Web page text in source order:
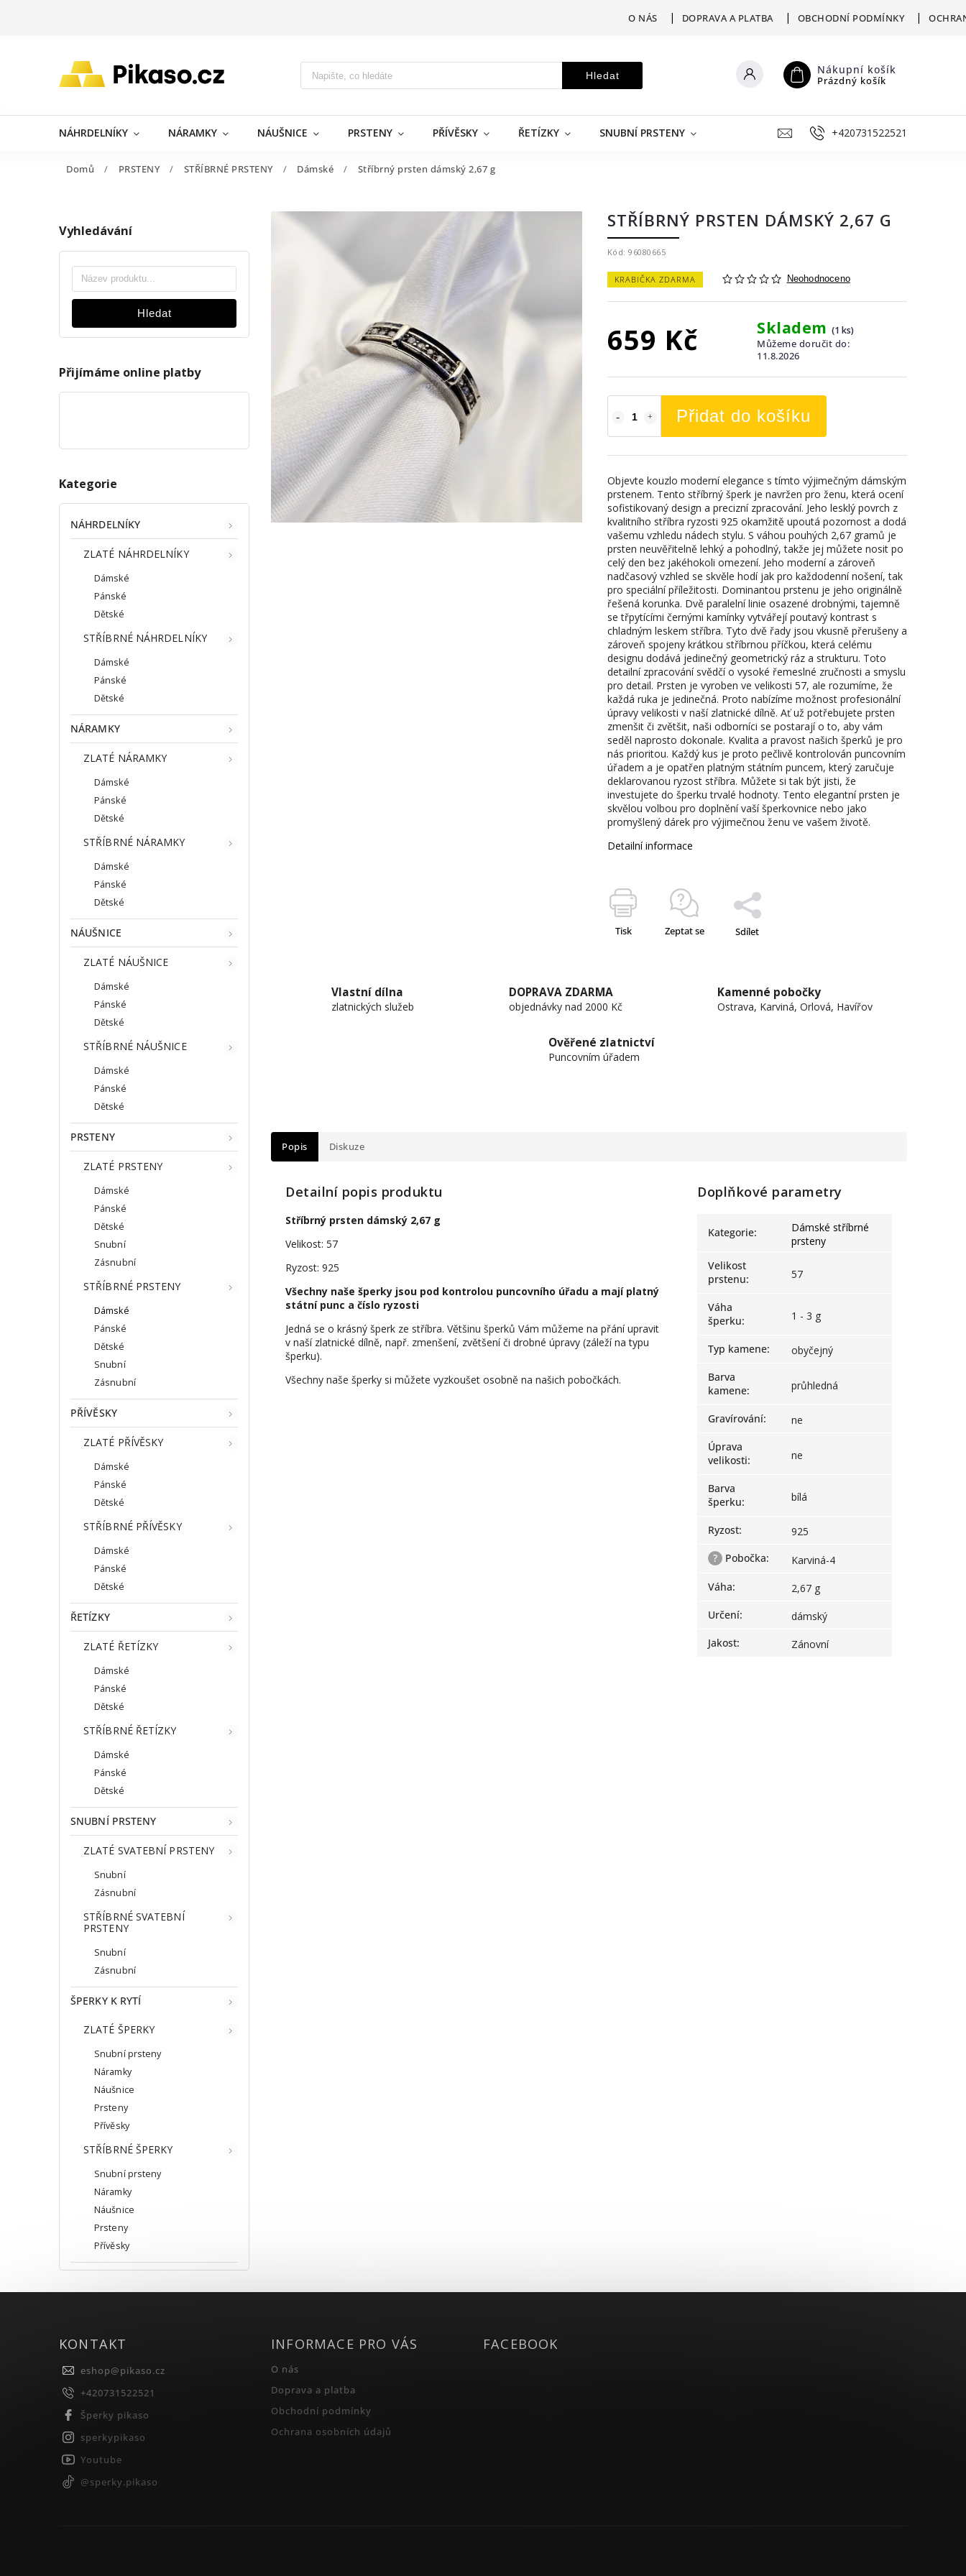
O NÁS DOPRAVA A PLATBA OBCHODNÍ PODMÍNKY
Hledat Nákupní košík
Prázdný košík
NÁHRDELNÍKY NÁRAMKY NÁUŠNICE PRSTENY PŘÍVĚSKY ŘETÍZKY SNUBNÍ PRSTENY ŠPERKY K RYTÍ VÝKUP ZLATNICKÁ
+420731522521
Domů / PRSTENY / STŘÍBRNÉ PRSTENY / Dámské / Stříbrný prsten dámský 2,67 g
Vyhledávání
Hledat
Přijímáme online platby
Kategorie
NÁHRDELNÍKY
ZLATÉ NÁHRDELNÍKY
Dámské
Pánské
Dětské
STŘÍBRNÉ NÁHRDELNÍKY
Dámské
Pánské
Dětské
NÁRAMKY
ZLATÉ NÁRAMKY
Dámské
Pánské
Dětské
STŘÍBRNÉ NÁRAMKY
Dámské
Pánské
Dětské
NÁUŠNICE
ZLATÉ NÁUŠNICE
Dámské
Pánské
Dětské
STŘÍBRNÉ NÁUŠNICE
Dámské
Pánské
Dětské
PRSTENY
ZLATÉ PRSTENY
Dámské
Pánské
Dětské
Snubní
Zásnubní
STŘÍBRNÉ PRSTENY
Dámské
Pánské
Dětské
Snubní
Zásnubní
PŘÍVĚSKY
ZLATÉ PŘÍVĚSKY
Dámské
Pánské
Dětské
STŘÍBRNÉ PŘÍVĚSKY
Dámské
Pánské
Dětské
ŘETÍZKY
ZLATÉ ŘETÍZKY
Dámské
Pánské
Dětské
STŘÍBRNÉ ŘETÍZKY
Dámské
Pánské
Dětské
SNUBNÍ PRSTENY
ZLATÉ SVATEBNÍ PRSTENY
Snubní
Zásnubní
STŘÍBRNÉ SVATEBNÍ
PRSTENY
Snubní
Zásnubní
ŠPERKY K RYTÍ
ZLATÉ ŠPERKY
Snubní prsteny
Náramky
Náušnice
Prsteny
Přívěsky
STŘÍBRNÉ ŠPERKY
Snubní prsteny
Náramky
Náušnice
Prsteny
Přívěsky
STŘÍBRNÝ PRSTEN DÁMSKÝ 2,67 G
Kód: 96080665
KRABIČKA ZDARMA Neohodnoceno
659 Kč Skladem(1 ks)
Můžeme doručit do:
11.8.2026
Přidat do košíku
Objevte kouzlo moderní elegance s tímto výjimečným dámským
prstenem. Tento stříbrný šperk je navržen pro ženu, která ocení
sofistikovaný design a precizní zpracování. Jeho lesklý povrch z
kvalitního stříbra ryzosti 925 okamžitě upoutá pozornost a dodá
vašemu vzhledu nádech stylu. S váhou pouhých 2,67 gramů je
prsten neuvěřitelně lehký a pohodlný, takže jej můžete nosit po
celý den bez jakéhokoli omezení. Jeho moderní a zároveň
nadčasový vzhled se skvěle hodí jak pro každodenní nošení, tak
pro speciální příležitosti. Dominantou prstenu je jeho originálně
řešená korunka. Dvě paralelní linie osazené drobnými, tajemně
se třpytícími černými kamínky vytvářejí poutavý kontrast s
chladným leskem stříbra. Tyto dvě řady jsou vkusně přerušeny a
zároveň spojeny krátkou stříbrnou příčkou, která celému
designu dodává jedinečný geometrický ráz a strukturu. Toto
detailní zpracování svědčí o vysoké řemeslné zručnosti a smyslu
pro detail. Prsten je vyroben ve velikosti 57, ale rozumíme, že
každá ruka je jedinečná. Proto nabízíme možnost profesionální
úpravy velikosti v naší zlatnické dílně. Ať už potřebujete prsten
zmenšit či zvětšit, naši odborníci se postarají o to, aby vám
seděl naprosto dokonale. Kvalita a pravost našich šperků je pro
nás prioritou. Každý kus je proto pečlivě kontrolován puncovním
úřadem a je opatřen platným státním puncem, který zaručuje
deklarovanou ryzost stříbra. Můžete si tak být jisti, že
investujete do šperku trvalé hodnoty. Tento elegantní prsten je
skvělou volbou pro doplnění vaší šperkovnice nebo jako
promyšlený dárek pro výjimečnou ženu ve vašem životě.
Detailní informace
Tisk Zeptat se Sdílet
Vlastní dílna
zlatnických služeb
DOPRAVA ZDARMA
objednávky nad 2000 Kč
Kamenné pobočky
Ostrava, Karviná, Orlová, Havířov
Ověřené zlatnictví
Puncovním úřadem
Popis Diskuze
Detailní popis produktu
Stříbrný prsten dámský 2,67 g
Velikost: 57
Ryzost: 925
Všechny naše šperky jsou pod kontrolou puncovního úřadu a mají platný
státní punc a číslo ryzosti
Jedná se o krásný šperk ze stříbra. Většinu šperků Vám můžeme na přání upravit
v naší zlatnické dílně, např. zmenšení, zvětšení či drobné úpravy (záleží na typu
šperku).
Všechny naše šperky si můžete vyzkoušet osobně na našich pobočkách.
Doplňkové parametry
Kategorie:
Dámské stříbrné
prsteny
Velikost
prstenu: 57
Váha
šperku: 1 - 3 g
Typ kamene:
obyčejný
Barva
kamene: průhledná
Gravírování:
ne
Úprava
velikosti: ne
Barva
šperku: bílá
Ryzost:
925
?
Pobočka:
Karviná-4
Váha:
2,67 g
Určení:
dámský
Jakost: Zánovní
KONTAKT
eshop@pikaso.cz
+420731522521
Šperky pikaso
sperkypikaso
Youtube
@sperky.pikaso
INFORMACE PRO VÁS
O nás
Doprava a platba
Obchodní podmínky
Ochrana osobních údajů
FACEBOOK